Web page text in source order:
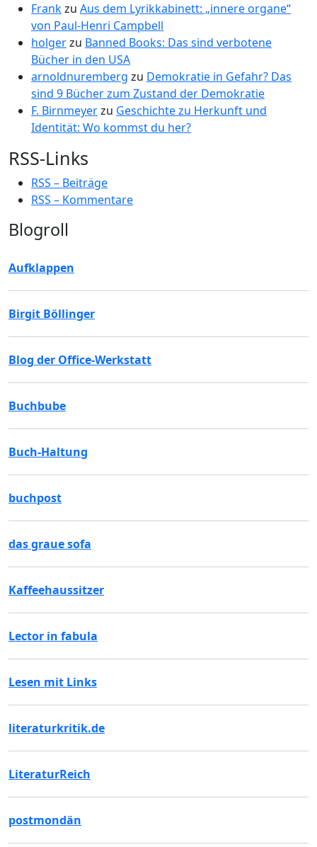
Frankzu Aus dem Lyrikkabinett: „innere organe“
von Paul-Henri Campbell
holgerzu Banned Books: Das sind verbotene
Bücher in den USA
arnoldnuremberg zu Demokratie in Gefahr? Das
sind 9 Bücher zum Zustand der Demokratie
F. Birnmeyerzu Geschichte zu Herkunft und
Identität: Wo kommst du her?
RSS-Links
RSS – Beiträge
RSS – Kommentare
Blogroll
Aufklappen
Birgit Böllinger
Blog der Office-Werkstatt
Buchbube
Buch-Haltung
buchpost
das graue sofa
Kaffeehaussitzer
Lector in fabula
Lesen mit Links
literaturkritik.de
LiteraturReich
postmondän